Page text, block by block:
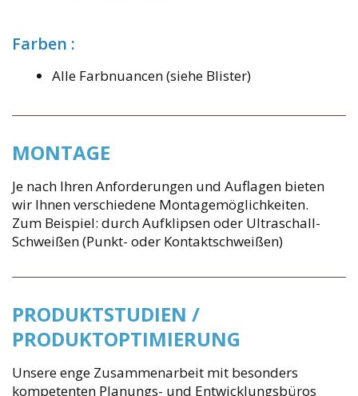
Farben :
Alle Farbnuancen (siehe Blister)
MONTAGE
Je nach Ihren Anforderungen und Auflagen bieten
wir Ihnen verschiedene Montagemöglichkeiten.
Zum Beispiel: durch Aufklipsen oder Ultraschall-
Schweißen (Punkt- oder Kontaktschweißen)
PRODUKTSTUDIEN /
PRODUKTOPTIMIERUNG
Unsere enge Zusammenarbeit mit besonders
kompetenten Planungs- und Entwicklungsbüros